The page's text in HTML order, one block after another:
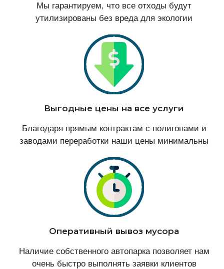
Мы гарантируем, что все отходы будут
утилизированы без вреда для экологии
Выгодные цены на все услуги
Благодаря прямым контрактам с полигонами и
заводами переработки наши цены минимальны
Оперативный вывоз мусора
Наличие собственного автопарка позволяет нам
очень быстро выполнять заявки клиентов